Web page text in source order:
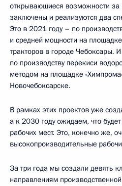
открывающиеся возможности
заключены и реализуются два
Это в 2021 году – по
и средней мощности на
тракторов в городе Чебоксары.
по производству перекиси
методом на площадке
Новочебоксарске.
В рамках этих проектов уже
а к 2030 году ожидаем, что
рабочих мест. Это, конечно же,
высокопроизводительные
За три года мы создали девять
направлениям